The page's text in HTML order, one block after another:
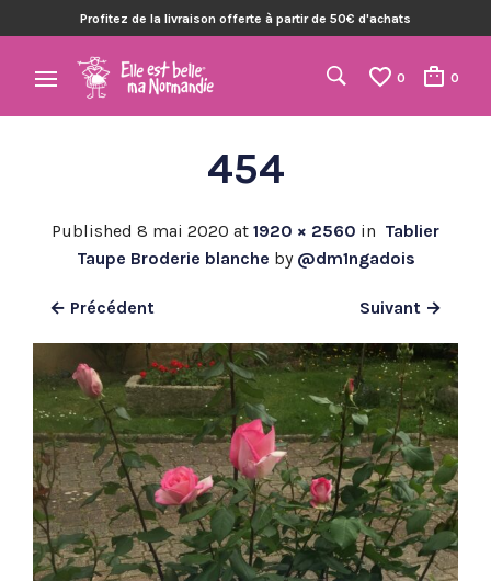
Profitez de la livraison offerte à partir de 50€ d'achats
0 0
454
Published 8 mai 2020 at 1920 × 2560 in Tablier
Taupe Broderie blanche by @dm1ngadois
← Précédent Suivant →